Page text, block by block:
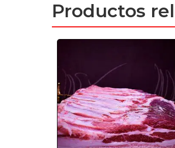
Productos